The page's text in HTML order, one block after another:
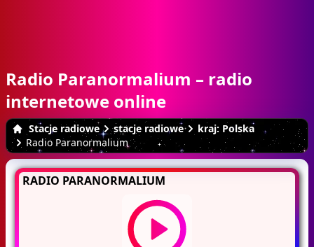
Radio Paranormalium – radio
internetowe online
Stacje radiowe stacje radiowe
kraj: Polska
Radio Paranormalium
RADIO PARANORMALIUM